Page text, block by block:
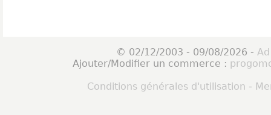
© 02/12/2003 - 09/08/2026 -
Ajouter/Modifier un commerce :
Conditions générales d'utilisation -